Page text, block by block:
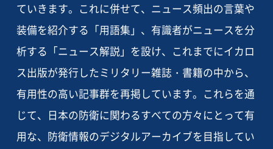
ていきます。これに併せて、ニュース頻出の言葉や
装備を紹介する「用語集」、有識者がニュースを分
析する「ニュース解説」を設け、これまでにイカロ
ス出版が発行したミリタリー雑誌・書籍の中から、
有用性の高い記事群を再掲しています。これらを通
じて、日本の防衛に関わるすべての方々にとって有
用な、防衛情報のデジタルアーカイブを目指してい